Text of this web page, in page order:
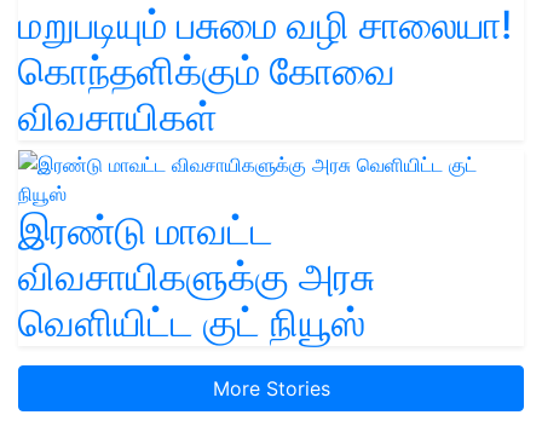
மறுபடியும் பசுமை வழி சாலையா!
கொந்தளிக்கும் கோவை
விவசாயிகள்
இரண்டு மாவட்ட
விவசாயிகளுக்கு அரசு
வெளியிட்ட குட் நியூஸ்
More Stories